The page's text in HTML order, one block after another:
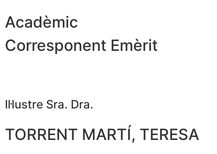
Acadèmic
Corresponent Emèrit
Il·lustre Sra. Dra.
TORRENT MARTÍ, TERESA